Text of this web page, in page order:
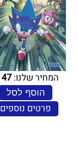
המחיר שלנו:47
הוסף לסל
פרטים נוספים